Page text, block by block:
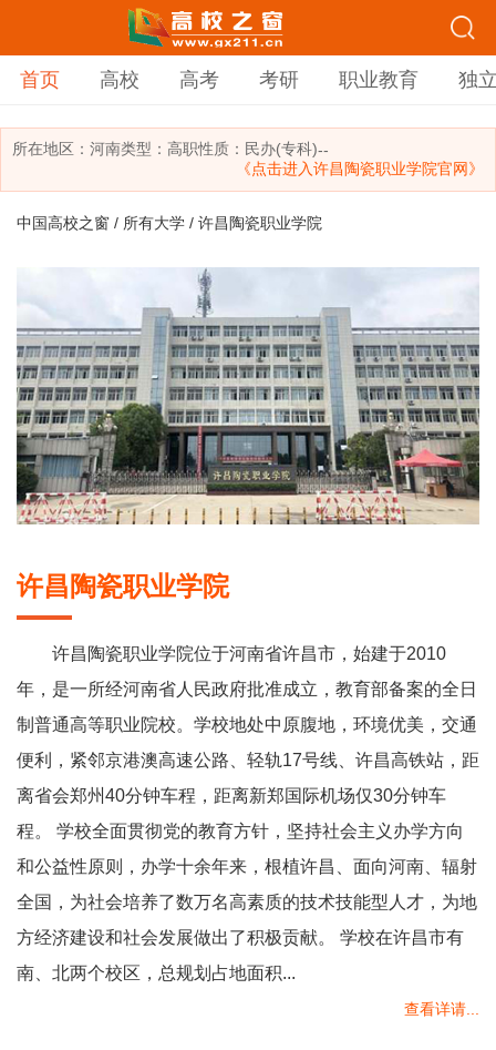
首页 高校 高考 考研 职业教育 独
所在地区： 河南类型： 高职性质：民办(专科)--
《点击进入许昌陶瓷职业学院官网》
中国高校之窗 / 所有大学 / 许昌陶瓷职业学院
许昌陶瓷职业学院
许昌陶瓷职业学院位于河南省许昌市，始建于2010
年，是一所经河南省人民政府批准成立，教育部备案的全日
制普通高等职业院校。学校地处中原腹地，环境优美，交通
便利，紧邻京港澳高速公路、轻轨17号线、许昌高铁站，距
离省会郑州40分钟车程，距离新郑国际机场仅30分钟车
程。 学校全面贯彻党的教育方针，坚持社会主义办学方向
和公益性原则，办学十余年来，根植许昌、面向河南、辐射
全国，为社会培养了数万名高素质的技术技能型人才，为地
方经济建设和社会发展做出了积极贡献。 学校在许昌市有
南、北两个校区，总规划占地面积...
查看详请...